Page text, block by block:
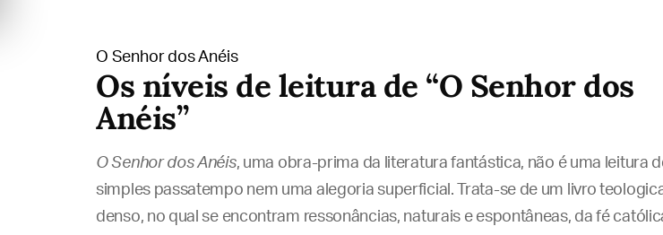
O Senhor dos Anéis
Os níveis de leitura de “O Senhor dos
Anéis”
O Senhor dos Anéis, uma obra-prima da literatura fantástica, não é uma leitura
simples passatempo nem uma alegoria superficial. Trata-se de um livro
denso, no qual se encontram ressonâncias, naturais e espontâneas, da fé